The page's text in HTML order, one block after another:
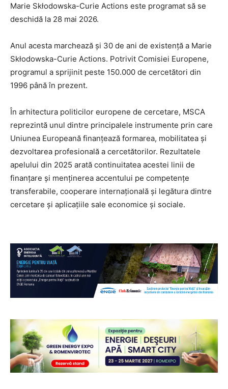
Marie Skłodowska-Curie Actions este programat să se
deschidă la 28 mai 2026.
Anul acesta marchează și 30 de ani de existență a Marie
Skłodowska-Curie Actions. Potrivit Comisiei Europene,
programul a sprijinit peste 150.000 de cercetători din
1996 până în prezent.
În arhitectura politicilor europene de cercetare, MSCA
reprezintă unul dintre principalele instrumente prin care
Uniunea Europeană finanțează formarea, mobilitatea și
dezvoltarea profesională a cercetătorilor. Rezultatele
apelului din 2025 arată continuitatea acestei linii de
finanțare și menținerea accentului pe competențe
transferabile, cooperare internațională și legătura dintre
cercetare și aplicațiile sale economice și sociale.